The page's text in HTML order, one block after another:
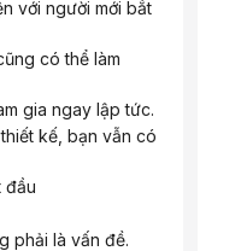
gia ngay lập tức.
đầu
phải là vấn đề.